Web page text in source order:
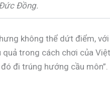
Đồng.
không thể dứt điểm,
trong cách chơi của
đi trúng hướng cầu môn”.